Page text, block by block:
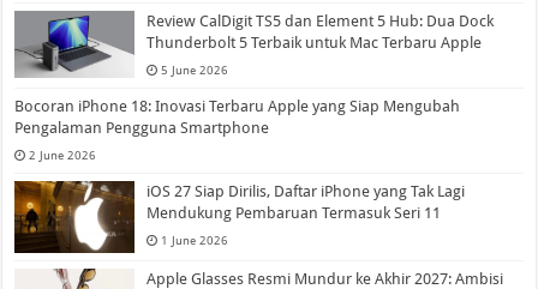
Review CalDigit TS5 dan Element 5 Hub: Dua Dock
Thunderbolt 5 Terbaik untuk Mac Terbaru Apple
5 June 2026
Bocoran iPhone 18: Inovasi Terbaru Apple yang Siap Mengubah
Pengalaman Pengguna Smartphone
2 June 2026
iOS 27 Siap Dirilis, Daftar iPhone yang Tak Lagi
Mendukung Pembaruan Termasuk Seri 11
1 June 2026
Apple Glasses Resmi Mundur ke Akhir 2027: Ambisi